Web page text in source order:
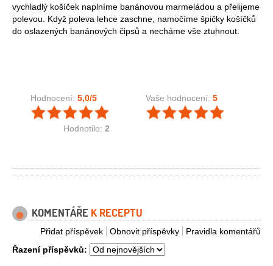
vychladlý košíček naplníme banánovou marmeládou a přelijeme
polevou. Když poleva lehce zaschne, namočíme špičky košíčků
do oslazených banánových čipsů a necháme vše ztuhnout.
Hodnocení: 5,0/5
Hodnotilo: 2
Vaše hodnocení: 5
KOMENTÁŘE K RECEPTU
Pravidla komentářů
Obnovit příspěvky
Přidat příspěvek
Řazení příspěvků: